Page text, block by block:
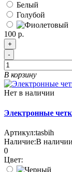
Белый
Голубой
100 р.
+
-
В корзину
Нет в наличии
Электронные
Артикул:tasbih
Наличие:В наличии
0
Цвет: